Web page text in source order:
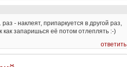
- наклеят, припаркуется в другой раз,
как запаришься её потом отлеплять :-)
ответить